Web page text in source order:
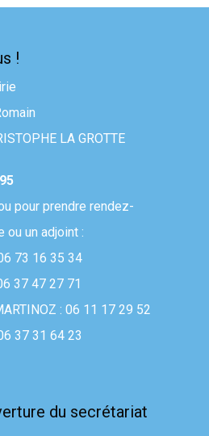
!
LA GROTTE
pour prendre rendez-
ou un adjoint :
73 16 35 34
37 47 27 71
: 06 11 17 29 52
37 31 64 23
du secrétariat